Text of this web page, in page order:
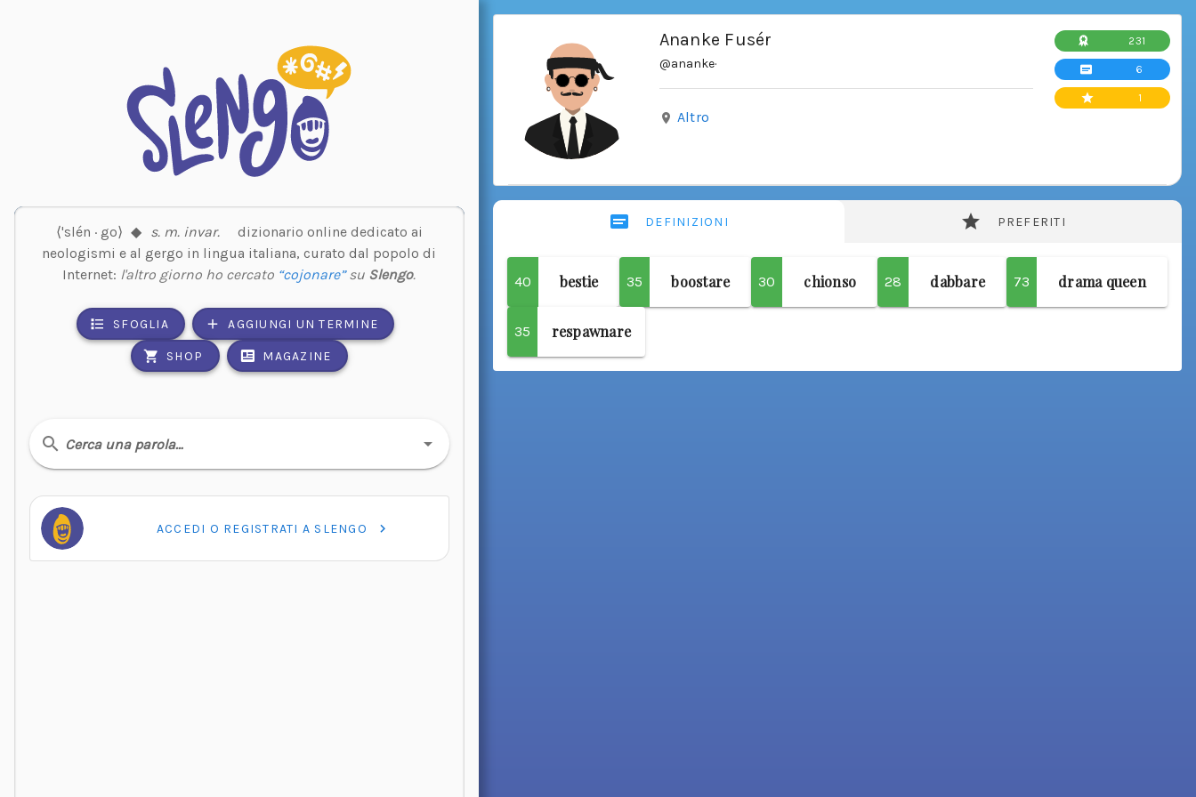
⟨'slén · go⟩ ◆ s. m. invar.
dizionario online dedicato ai
neologismi e al gergo in lingua italiana, curato dal popolo di
Internet: l'altro giorno ho cercato “cojonare”su Slengo.
SFOGLIA AGGIUNGI UN TERMINE
SHOP MAGAZINE
Cerca una parola…
ACCEDI O REGISTRATI A SLENGO
Ananke Fusér
@ananke·
Altro
231
6
1
DEFINIZIONI PREFERITI
40 bestie 35 boostare 30 chionso 28 dabbare 73 drama queen
35 respawnare